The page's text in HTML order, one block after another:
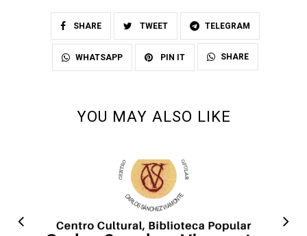
SHARE TWEET TELEGRAM
WHATSAPP PIN IT SHARE
YOU MAY ALSO LIKE